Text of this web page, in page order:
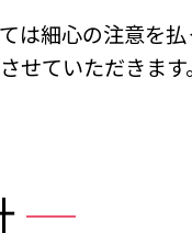
は細心の注意を
ていただきます。